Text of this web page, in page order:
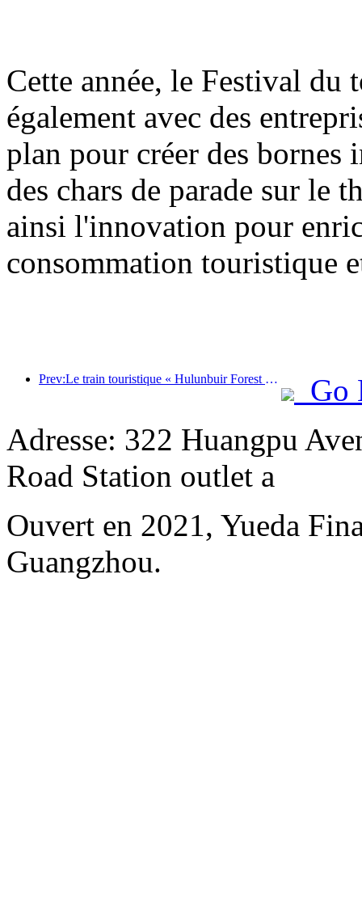
Cette année, le Festival du
également avec des
plan pour créer des
des chars de parade sur le
ainsi l'innovation pour
consommation touristique
Prev:Le train touristique « Hulunbuir Forest Rendezvous - Daxinganling Express - Starlight Train - Tianyi Journey » effectue son voyage inaugural.
Go
Adresse: 322 Huangpu
Road Station outlet a
Ouvert en 2021, Yueda
Guangzhou.